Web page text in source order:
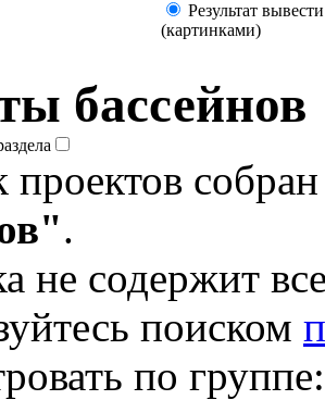
Результат
(картинками)
бассейнов
проектов
.
не содержит
поиском
по группе: